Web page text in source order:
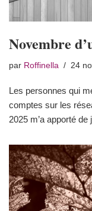
Novembre
par Roffinella 24
Les personnes qui
comptes sur les
2025 m’a apporté